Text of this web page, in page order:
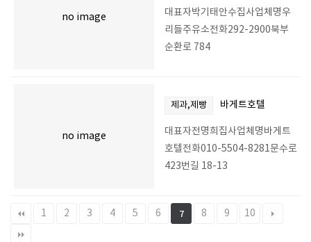
no image
대표자박기태안수집사업체명우
리들주유소전화292-2900북부
순환로 784
no image
제과,제빵 바게트호텔
대표자전명희집사업체명바게트
호텔전화010-5504-8281문수로
423번길 18-13
1 2 3 4 5 6 7 8 9 10